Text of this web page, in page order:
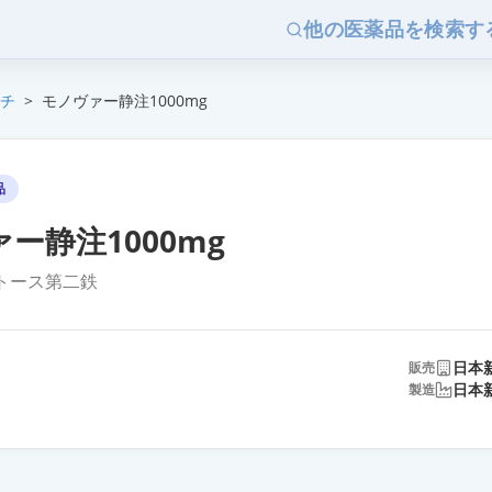
他の医薬品を検索す
> モノヴァー静注1000mg
ー静注1000mg
ース第二鉄
販売 日本
製造 日本